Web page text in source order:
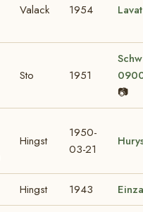
Valack 1954
Sto 1951
📷
Hingst
1950-
03-21
Hingst 1943